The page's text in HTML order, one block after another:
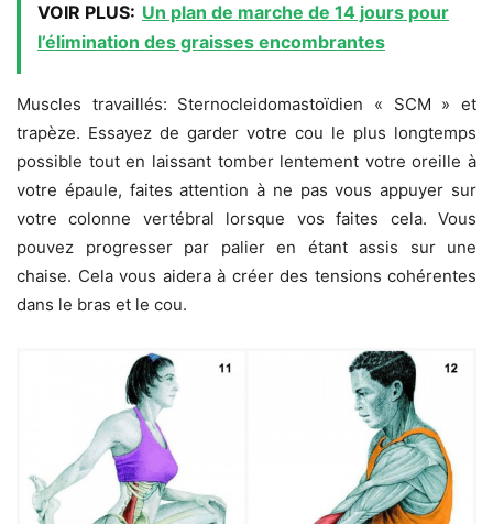
VOIR PLUS: Un plan de marche de 14 jours pour
l’élimination des graisses encombrantes
Muscles travaillés: Sternocleidomastoïdien « SCM » et
trapèze. Essayez de garder votre cou le plus longtemps
possible tout en laissant tomber lentement votre oreille à
votre épaule, faites attention à ne pas vous appuyer sur
votre colonne vertébral lorsque vos faites cela. Vous
pouvez progresser par palier en étant assis sur une
chaise. Cela vous aidera à créer des tensions cohérentes
dans le bras et le cou.